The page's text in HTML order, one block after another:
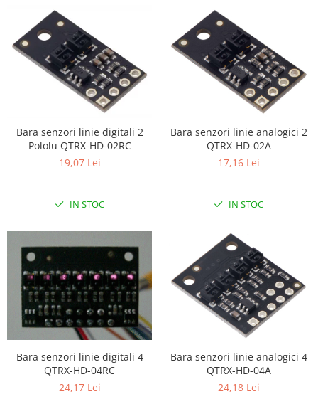
Filament Premium ABS 1.75 mm
Filament Premium ABS 3 mm
Filament Premium PLA 1.75 mm
Filamente Speciale
Carti
Pentru Incepatori
Kituri incepatori Arduino
Junior Robotics
Carti
Junior Robotics
Lego Education
STEM Education
Ugears
Kit Fun
Bara senzori linie digitali 2
Pololu QTRX-HD-02RC
19,07 Lei
IN STOC
Bara senzori linie analogici 2
QTRX-HD-02A
17,16 Lei
IN STOC
Bara senzori linie digitali 4
QTRX-HD-04RC
24,17 Lei
Bara senzori linie analogici 4
QTRX-HD-04A
24,18 Lei